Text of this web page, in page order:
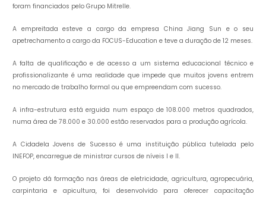
foram financiados pelo Grupo Mitrelle.
A empreitada esteve a cargo da empresa China Jiang Sun e o seu
apetrechamento a cargo da FOCUS-Education e teve a duração de 12 meses.
A falta de qualificação e de acesso a um sistema educacional técnico e
profissionalizante é uma realidade que impede que muitos jovens entrem
no mercado de trabalho formal ou que empreendam com sucesso.
A infra-estrutura está erguida num espaço de 108.000 metros quadrados,
numa área de 78.000 e 30.000 estão reservados para a produção agrícola.
A Cidadela Jovens de Sucesso é uma instituição pública tutelada pelo
INEFOP, encarregue de ministrar cursos de níveis I e II.
O projeto dá formação nas áreas de eletricidade, agricultura, agropecuária,
carpintaria e apicultura, foi desenvolvido para oferecer capacitação